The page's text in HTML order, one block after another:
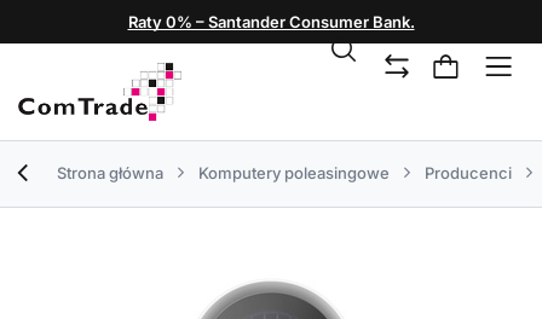
Raty 0% – Santander Consumer Bank.
Strona główna Komputery poleasingowe Producenci